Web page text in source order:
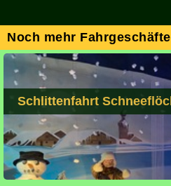
Noch mehr
Schlittenfahrt